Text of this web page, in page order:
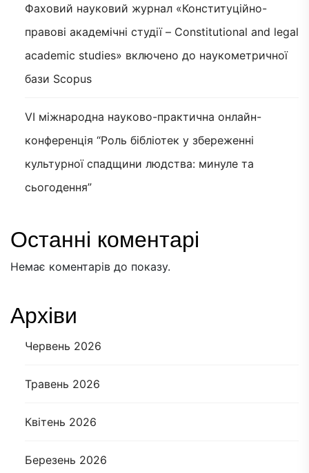
Фаховий науковий журнал «Конституційно-
правові академічні студії – Constitutional and legal
academic studies» включено до наукометричної
бази Scopus
VI міжнародна науково-практична онлайн-
конференція “Роль бібліотек у збереженні
культурної спадщини людства: минуле та
сьогодення”
Останні коментарі
Немає коментарів до показу.
Архіви
Червень 2026
Травень 2026
Квітень 2026
Березень 2026